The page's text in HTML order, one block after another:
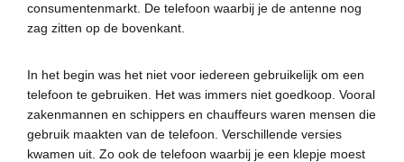
consumentenmarkt. De telefoon waarbij je de antenne nog
zag zitten op de bovenkant.
In het begin was het niet voor iedereen gebruikelijk om een
telefoon te gebruiken. Het was immers niet goedkoop. Vooral
zakenmannen en schippers en chauffeurs waren mensen die
gebruik maakten van de telefoon. Verschillende versies
kwamen uit. Zo ook de telefoon waarbij je een klepje moest